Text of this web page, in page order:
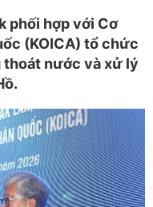
phối hợp với Cơ
(KOICA) tổ chức
thoát nước và xử lý